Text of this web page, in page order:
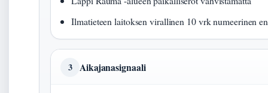
Ilmatieteen laitoksen virallinen 10 vrk numeerinen
3 Aikajanasignaali